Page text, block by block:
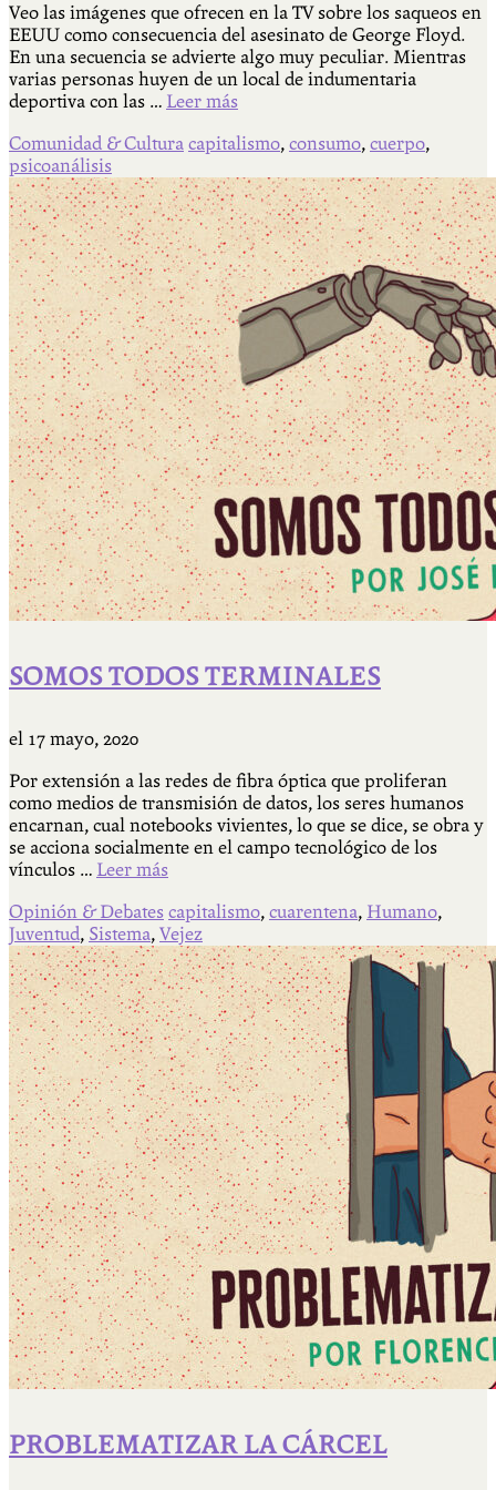
Veo las imágenes que ofrecen en la TV sobre los saqueos en
EEUU como consecuencia del asesinato de George Floyd.
En una secuencia se advierte algo muy peculiar. Mientras
varias personas huyen de un local de indumentaria
deportiva con las … Leer más
Comunidad & Cultura capitalismo, consumo, cuerpo,
psicoanálisis
SOMOS TODOS TERMINALES
el 17 mayo, 2020
Por extensión a las redes de fibra óptica que proliferan
como medios de transmisión de datos, los seres humanos
encarnan, cual notebooks vivientes, lo que se dice, se obra y
se acciona socialmente en el campo tecnológico de los
vínculos … Leer más
Opinión & Debates capitalismo, cuarentena, Humano,
Juventud, Sistema, Vejez
PROBLEMATIZAR LA CÁRCEL